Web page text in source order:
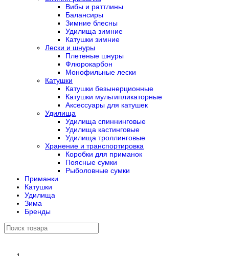
Вибы и раттлины
Балансиры
Зимние блесны
Удилища зимние
Катушки зимние
Лески и шнуры
Плетеные шнуры
Флюрокарбон
Монофильные лески
Катушки
Катушки безынерционные
Катушки мультипликаторные
Аксессуары для катушек
Удилища
Удилища спиннинговые
Удилища кастинговые
Удилища троллинговые
Хранение и транспортировка
Коробки для приманок
Поясные сумки
Рыболовные сумки
Приманки
Катушки
Удилища
Зима
Бренды